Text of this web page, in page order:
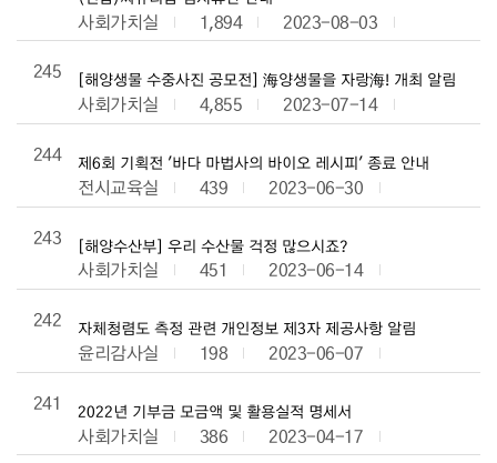
사회가치실 1,894
2023-08-03
245
[해양생물 수중사진 공모전] 海양생물을 자랑海! 개최 알림
사회가치실 4,855
2023-07-14
244
제6회 기획전 '바다 마법사의 바이오 레시피' 종료 안내
전시교육실 439
2023-06-30
243
[해양수산부] 우리 수산물 걱정 많으시죠?
사회가치실 451
2023-06-14
242
자체청렴도 측정 관련 개인정보 제3자 제공사항 알림
윤리감사실 198
2023-06-07
241
2022년 기부금 모금액 및 활용실적 명세서
사회가치실 386 2023-04-17